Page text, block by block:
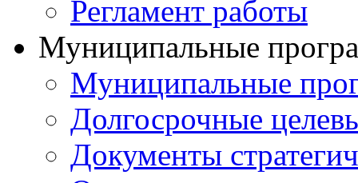
Регламент работы
Муниципальные
Муниципальные
Долгосрочные
Документы